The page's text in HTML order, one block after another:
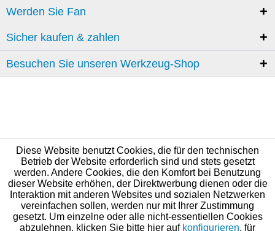
Werden Sie Fan
Sicher kaufen & zahlen
Besuchen Sie unseren Werkzeug-Shop
Diese Website benutzt Cookies, die für den technischen
Betrieb der Website erforderlich sind und stets gesetzt
werden. Andere Cookies, die den Komfort bei Benutzung
dieser Website erhöhen, der Direktwerbung dienen oder die
Interaktion mit anderen Websites und sozialen Netzwerken
vereinfachen sollen, werden nur mit Ihrer Zustimmung
gesetzt. Um einzelne oder alle nicht-essentiellen Cookies
abzulehnen, klicken Sie bitte hier auf konfigurieren, für